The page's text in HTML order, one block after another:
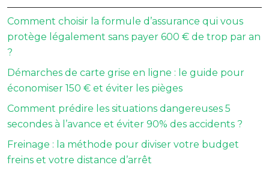
Comment choisir la formule d’assurance qui vous
protège légalement sans payer 600 € de trop par an
?
Démarches de carte grise en ligne : le guide pour
économiser 150 € et éviter les pièges
Comment prédire les situations dangereuses 5
secondes à l’avance et éviter 90% des accidents ?
Freinage : la méthode pour diviser votre budget
freins et votre distance d’arrêt